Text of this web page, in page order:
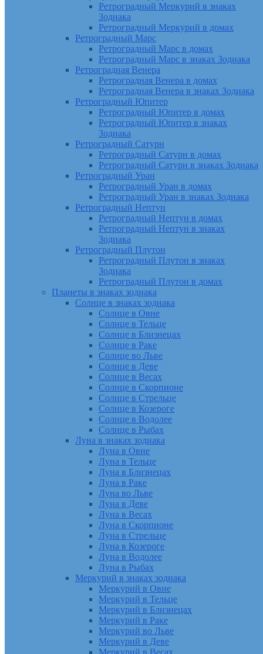
Ретроградный Меркурий в знаках
Зодиака
Ретроградный Меркурий в домах
Ретроградный Марс
Ретроградный Марс в домах
Ретроградный Марс в знаках Зодиака
Ретроградная Венера
Ретроградная Венера в домах
Ретроградная Венера в знаках Зодиака
Ретроградный Юпитер
Ретроградный Юпитер в домах
Ретроградный Юпитер в знаках
Зодиака
Ретроградный Сатурн
Ретроградный Сатурн в домах
Ретроградный Сатурн в знаках Зодиака
Ретроградный Уран
Ретроградный Уран в домах
Ретроградный Уран в знаках Зодиака
Ретроградный Нептун
Ретроградный Нептун в домах
Ретроградный Нептун в знаках
Зодиака
Ретроградный Плутон
Ретроградный Плутон в знаках
Зодиака
Ретроградный Плутон в домах
Планеты в знаках зодиака
Солнце в знаках зодиака
Солнце в Овне
Солнце в Тельце
Солнце в Близнецах
Солнце в Раке
Солнце во Льве
Солнце в Деве
Солнце в Весах
Солнце в Скорпионе
Солнце в Стрельце
Солнце в Козероге
Солнце в Водолее
Солнце в Рыбах
Луна в знаках зодиака
Луна в Овне
Луна в Тельце
Луна в Близнецах
Луна в Раке
Луна во Льве
Луна в Деве
Луна в Весах
Луна в Скорпионе
Луна в Стрельце
Луна в Козероге
Луна в Водолее
Луна в Рыбах
Меркурий в знаках зодиака
Меркурий в Овне
Меркурий в Тельце
Меркурий в Близнецах
Меркурий в Раке
Меркурий во Льве
Меркурий в Деве
Меркурий в Весах